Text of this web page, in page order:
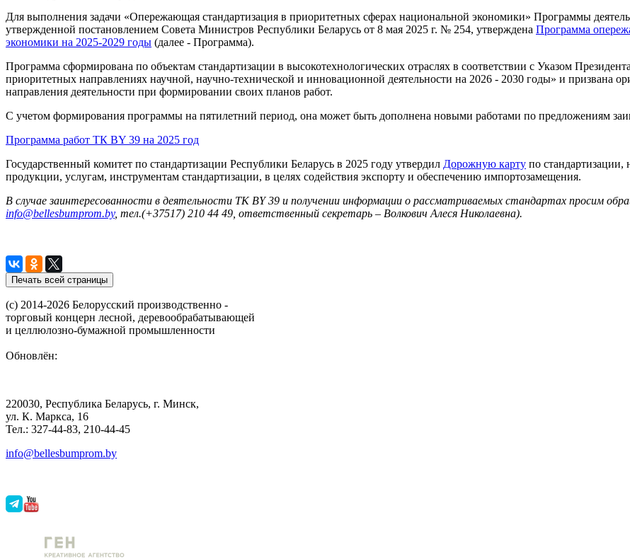
Для выполнения задачи «Опережающая стандартизация в приоритетных сферах национальной экономики» Программы
утвержденной постановлением Совета Министров Республики Беларусь от 8 мая 2025 г. № 254, утверждена Программа
экономики на 2025-2029 годы (далее - Программа).
Программа сформирована по объектам стандартизации в высокотехнологических отраслях в соответствии с Указом
приоритетных направлениях научной, научно-технической и инновационной деятельности на 2026 - 2030 годы» и призвана
направления деятельности при формировании своих планов работ.
С учетом формирования программы на пятилетний период, она может быть дополнена новыми работами по предложениям
Программа работ ТК BY 39 на 2025 год
Государственный комитет по стандартизации Республики Беларусь в 2025 году утвердил Дорожную карту по
продукции, услугам, инструментам стандартизации, в целях содействия экспорту и обеспечению импортозамещения.
В случае заинтересованности в деятельности ТК BY 39 и получении информации о рассматриваемых стандартах просим
info@bellesbumprom.by, тел.(+37517) 210 44 49, ответственный секретарь – Волкович Алеся Николаевна).
(с) 2014-2026 Белорусский производственно -
торговый концерн лесной, деревообрабатывающей
и целлюлозно-бумажной промышленности
Обновлён:
220030, Республика Беларусь, г. Минск,
ул. К. Маркса, 16
Тел.: 327-44-83, 210-44-45
info@bellesbumprom.by